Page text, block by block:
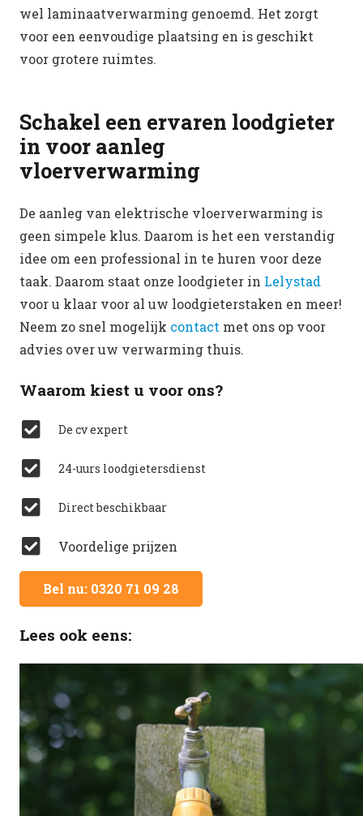
wel laminaatverwarming genoemd. Het zorgt
voor een eenvoudige plaatsing en is geschikt
voor grotere ruimtes.
Schakel een ervaren loodgieter
in voor aanleg
vloerverwarming
De aanleg van elektrische vloerverwarming is
geen simpele klus. Daarom is het een verstandig
idee om een professional in te huren voor deze
taak. Daarom staat onze loodgieter in Lelystad
voor u klaar voor al uw loodgieterstaken en meer!
Neem zo snel mogelijk contact met ons op voor
advies over uw verwarming thuis.
Waarom kiest u voor ons?
De cv expert
24-uurs loodgietersdienst
Direct beschikbaar
Voordelige prijzen
Bel nu: 0320 71 09 28
Lees ook eens: